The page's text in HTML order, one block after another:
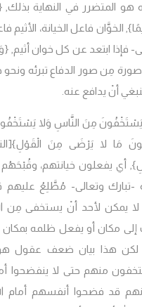
هو المتضرر في النهاية بذلك,
}
, الخوَّان فاعل الخيانة، الأثيم
فإذا ابتعد عن كل خوان أثيم,
صورة مِن صور الدفاع تبرئه
أنْ يدافع عنه.
مِنَ النَّاسِ وَلا
مَا لا يَرْضَى مِنَ الْقَوْلِ}[ا
}, أي يفعلون خيانتهم،
-تبارك وتعالى- مُطَّلِعُ عليهم
لا يمكن لأحد أنْ يستخفى مِن
مكان أو يفعل ظلمه بمكان لا
لكن هذا بيان ضعف عقول
منهم حتى لا ينفضحوا
قد فضحوا أنفسهم أمام